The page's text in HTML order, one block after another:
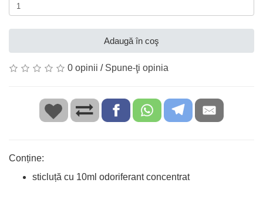
Adaugă în coş
0 opinii / Spune-ţi opinia
Conține:
sticluță cu 10ml odoriferant concentrat